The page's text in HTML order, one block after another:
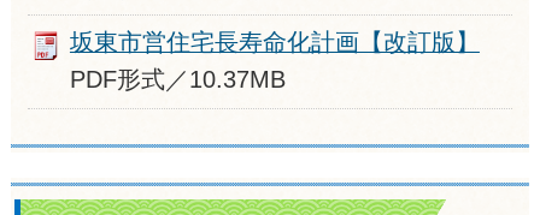
坂東市営住宅長寿命化計画【改訂版】
PDF形式／10.37MB